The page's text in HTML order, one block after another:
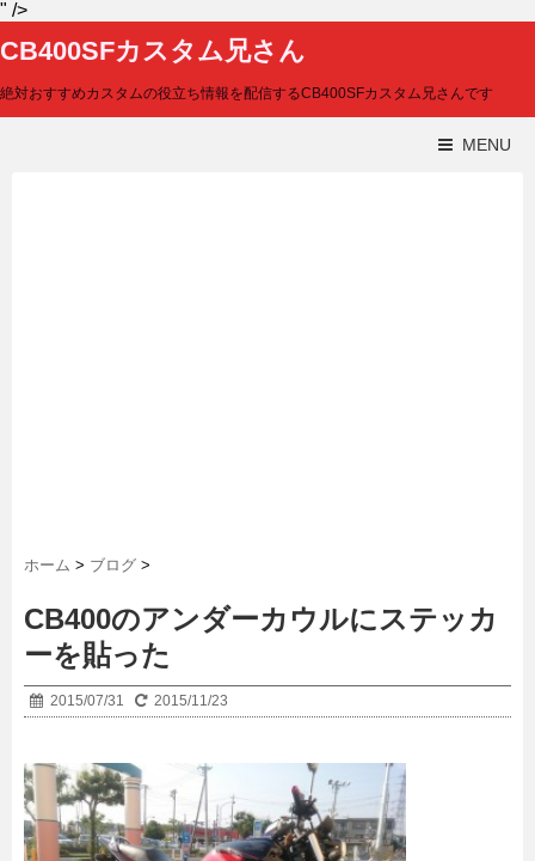
" />
CB400SFカスタム兄さん
絶対おすすめカスタムの役立ち情報を配信するCB400SFカスタム兄さんです
MENU
ホーム > ブログ >
CB400のアンダーカウルにステッカ
ーを貼った
2015/07/31 2015/11/23